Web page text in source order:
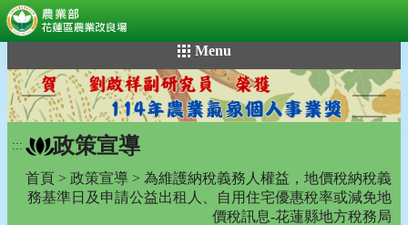
到
主
要
內
容
Menu
::: 政策宣導
首頁 > 政策宣導 > 為維護納稅義務人權益，地價稅納稅義
務基準日及申請公益出租人、自用住宅優惠稅率或減免地
價稅訊息-花蓮縣地方稅務局